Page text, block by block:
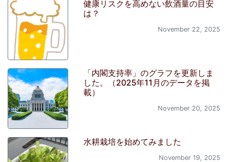
健康リスクを高めない飲酒量の目安
は？
November 22, 2025
「内閣支持率」のグラフを更新しま
した。（2025年11月のデータを掲
載）
November 20, 2025
水耕栽培を始めてみました
November 19, 2025